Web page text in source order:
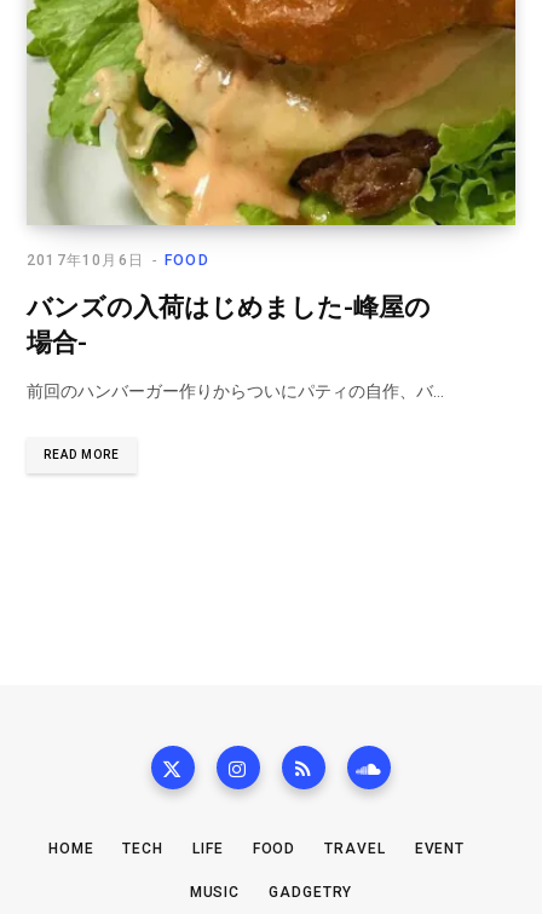
FOOD
2017年10月6日
バンズの入荷はじめました-峰屋の
場合-
前回のハンバーガー作りからついにパティの自作、バ…
READ MORE
HOME TECH LIFE FOOD TRAVEL EVENT
MUSIC GADGETRY